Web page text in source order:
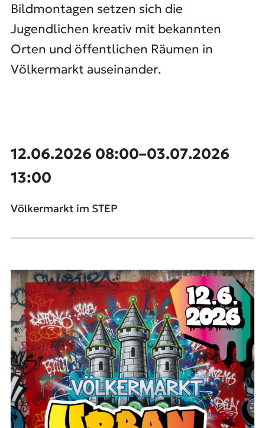
Bildmontagen setzen sich die
Jugendlichen kreativ mit bekannten
Orten und öffentlichen Räumen in
Völkermarkt auseinander.
12.06.2026 08:00–03.07.2026
13:00
Völkermarkt im STEP